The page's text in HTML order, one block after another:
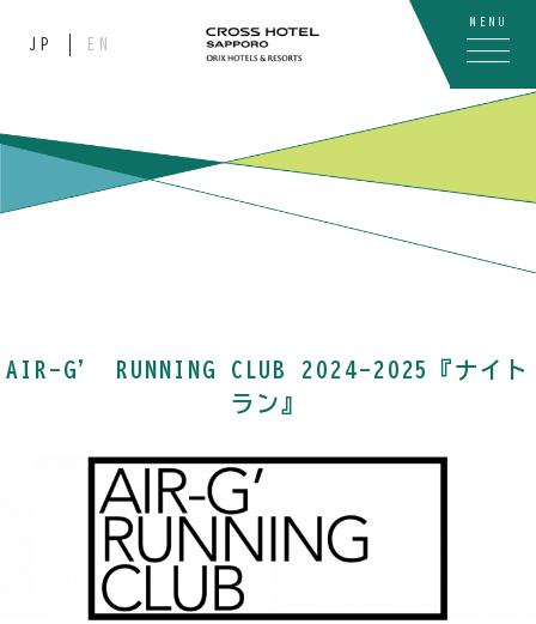
JP EN
MENU
AIR-G’ RUNNING CLUB 2024-2025『ナイト
ラン』